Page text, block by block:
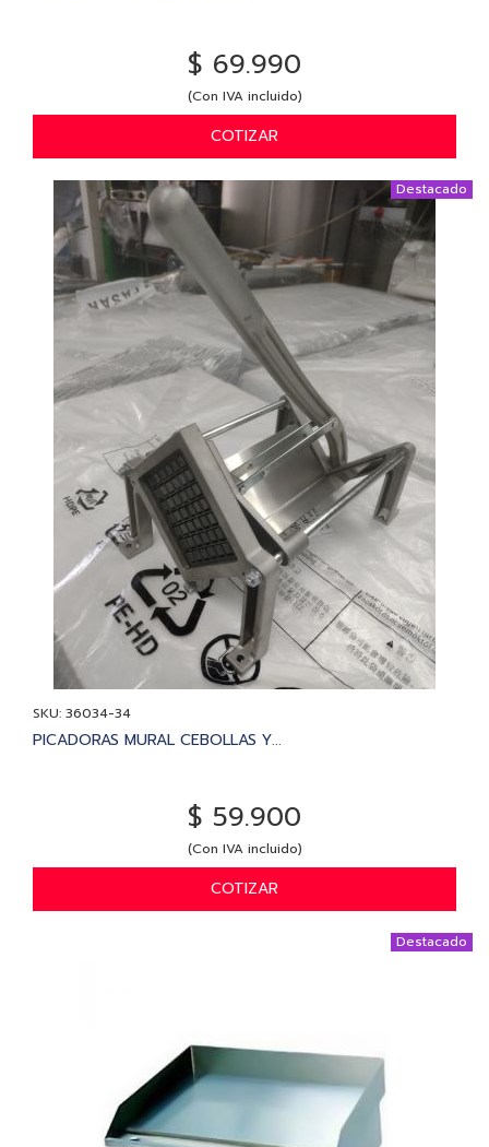
$ 69.990
(Con IVA incluido)
COTIZAR
Destacado
SKU: 36034-34
PICADORAS MURAL CEBOLLAS Y...
$ 59.900
(Con IVA incluido)
COTIZAR
Destacado